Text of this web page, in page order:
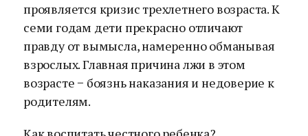
проявляется кризис трехлетнего возраста. К
семи годам дети прекрасно отличают
правду от вымысла, намеренно обманывая
взрослых. Главная причина лжи в этом
возрасте − боязнь наказания и недоверие к
родителям.